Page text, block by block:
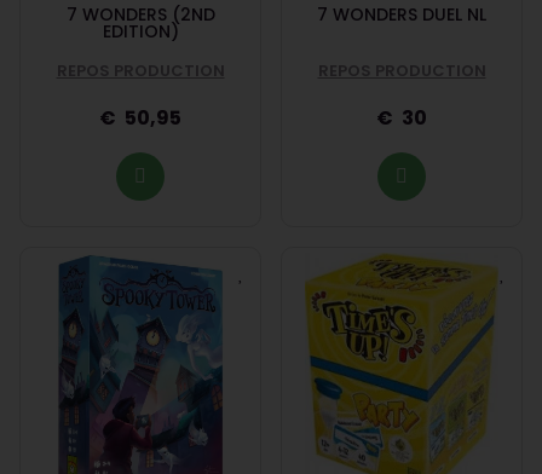
7 WONDERS (2ND
EDITION)
REPOS PRODUCTION
50,95
7 WONDERS DUEL NL
REPOS PRODUCTION
30